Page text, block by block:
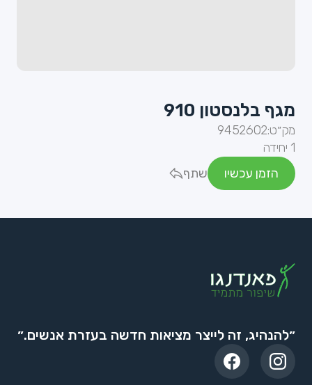
מגף בלנסטון 910
מק״ט:9452602
1 יחידה
הזמן עכשיו
שתף
״להנהיג, זה לייצר מציאות חדשה בעזרת אנשים.״